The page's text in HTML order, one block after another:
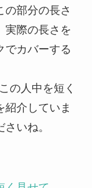
の部分の長さ
実際の長さを
でカバーする
の人中を短く
紹介していま
いね。